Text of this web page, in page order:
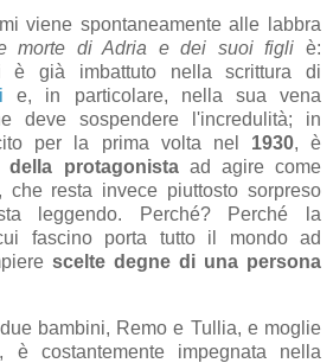
viene spontaneamente alle labbra
morte di Adria e dei suoi figli è:
già imbattuto nella scrittura di
e, in particolare, nella sua vena
deve sospendere l'incredulità; in
per la prima volta nel 1930, è
protagonistaad agire come
resta invece piuttosto sorpreso
leggendo. Perché? Perché la
fascino porta tutto il mondo ad
scelte degne di una persona
bambini, Remo e Tullia, e moglie
costantemente impegnata nella